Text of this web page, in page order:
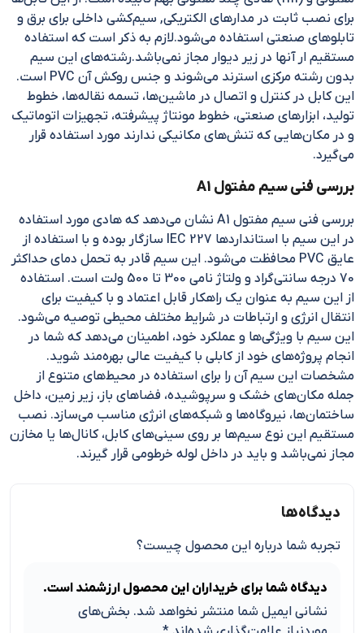
برای نصب ثابت در مدارهای الکتریکی, سیم‌کشی داخلی برای برق و
تابلو‌های صنعتی استفاده می‌شود.لازم به ذکر است که استفاده
مستقیم ار آنها در زیر دیوار مجاز نمی‌باشد.رشته‌های این سیم
بدون رشته مرکزی استرند می‌شوند و جنس روکش آن PVC است.
این کابل در کنترل و اتصال در ماشین‌ها، تسمه نقاله‌ها، خطوط
تولید، ابزارهای صنعتی، خطوط مونتاژ پیشرفته، تجهیزات اتوماتیک
و در مکان‌هایی که تنش‌های مکانیکی ندارند مورد استفاده قرار
می‌گیرد.
بررسی فنی سیم مفتول A1
بررسی فنی سیم مفتول A1 نشان می‌دهد که هادی مورد استفاده
در این سیم با استانداردها IEC 227 سازگار بوده و با استفاده از
عایق PVC محافظت می‌شود. این سیم قادر به تحمل دمای حداکثر
70 درجه سانتی‌گراد و ولتاژ نامی 300 تا 500 ولت است. استفاده
از این سیم به عنوان یک راهکار قابل اعتماد و با کیفیت برای
انتقال انرژی و ارتباطات در شرایط مختلف محیطی توصیه می‌شود.
این سیم با ویژگی‌ها و عملکرد خود، اطمینان می‌دهد که شما در
انجام پروژه‌های خود از کابلی با کیفیت عالی بهره‌مند شوید.
مشخصات این سیم آن را برای استفاده در محیط‌های متنوع از
جمله مکان‌های خشک و سرپوشیده، فضاهای باز، زیر زمین، داخل
ساختمان‌ها، نیروگاه‌ها و شبکه‌های انرژی مناسب می‌سازد. نصب
مستقیم این نوع سیم‌ها بر روی سینی‌های کابل، کانال‌ها یا مخازن
مجاز نمی‌باشد و باید در داخل لوله خرطومی قرار گیرند.
دیدگاه‌ها
تجربه شما درباره این محصول چیست؟
دیدگاه شما برای خریداران این محصول ارزشمند است.
نشانی ایمیل شما منتشر نخواهد شد. بخش‌های